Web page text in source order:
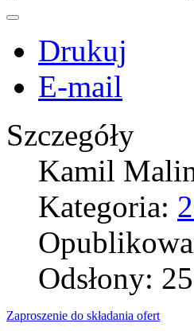
Drukuj
E-mail
Szczegóły
Kamil
Kategoria:
Odsłony:
Zaproszenie do składania ofert